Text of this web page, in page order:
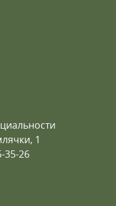
1
35-26